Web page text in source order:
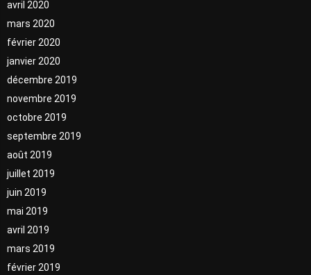
avril 2020
mars 2020
février 2020
janvier 2020
décembre 2019
novembre 2019
octobre 2019
septembre 2019
août 2019
juillet 2019
juin 2019
mai 2019
avril 2019
mars 2019
février 2019